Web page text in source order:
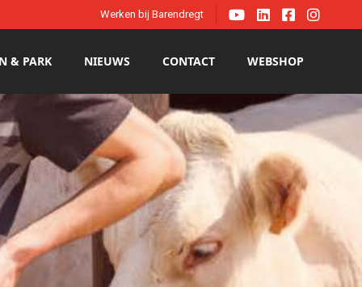
Werken bij Barendregt    
& PARK NIEUWS CONTACT WEBSHOP